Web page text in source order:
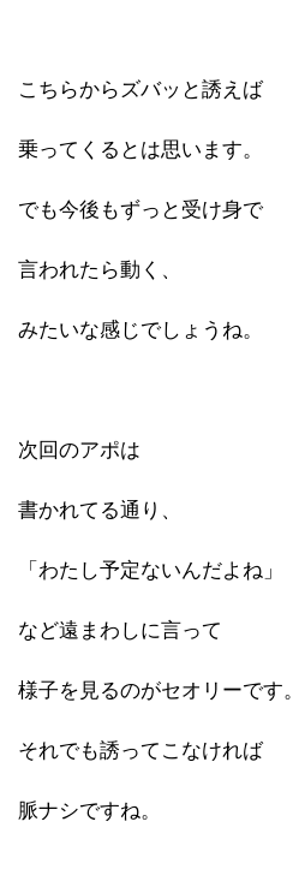
こちらからズバッと誘えば
乗ってくるとは思います。
でも今後もずっと受け身で
言われたら動く、
みたいな感じでしょうね。
次回のアポは
書かれてる通り、
「わたし予定ないんだよね」
など遠まわしに言って
様子を見るのがセオリーです。
それでも誘ってこなければ
脈ナシですね。